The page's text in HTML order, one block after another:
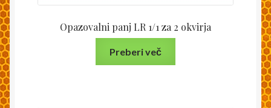
Opazovalni panj LR 1/1 za 2 okvirja
Preberi več